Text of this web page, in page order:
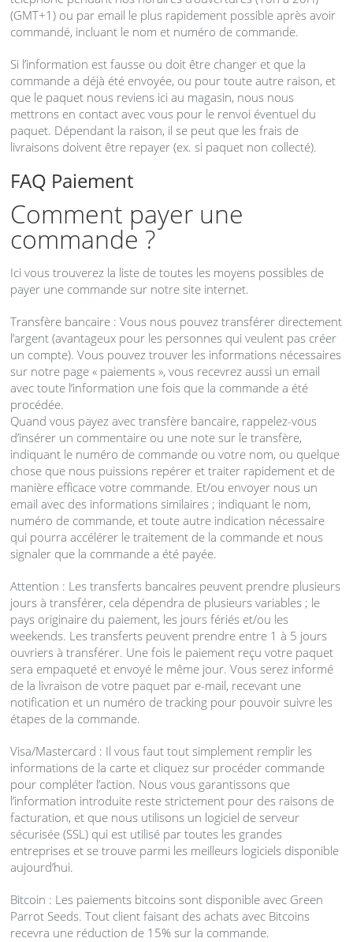
(GMT+1) ou par email le plus rapidement possible après avoir
commandé, incluant le nom et numéro de commande.
Si l’information est fausse ou doit être changer et que la
commande a déjà été envoyée, ou pour toute autre raison, et
que le paquet nous reviens ici au magasin, nous nous
mettrons en contact avec vous pour le renvoi éventuel du
paquet. Dépendant la raison, il se peut que les frais de
livraisons doivent être repayer (ex. si paquet non collecté).
FAQ Paiement
Comment payer une
commande ?
Ici vous trouverez la liste de toutes les moyens possibles de
payer une commande sur notre site internet.
Transfère bancaire : Vous nous pouvez transférer directement
l’argent (avantageux pour les personnes qui veulent pas créer
un compte). Vous pouvez trouver les informations nécessaires
sur notre page « paiements », vous recevrez aussi un email
avec toute l’information une fois que la commande a été
procédée.
Quand vous payez avec transfère bancaire, rappelez-vous
d’insérer un commentaire ou une note sur le transfère,
indiquant le numéro de commande ou votre nom, ou quelque
chose que nous puissions repérer et traiter rapidement et de
manière efficace votre commande. Et/ou envoyer nous un
email avec des informations similaires ; indiquant le nom,
numéro de commande, et toute autre indication nécessaire
qui pourra accélérer le traitement de la commande et nous
signaler que la commande a été payée.
Attention : Les transferts bancaires peuvent prendre plusieurs
jours à transférer, cela dépendra de plusieurs variables ; le
pays originaire du paiement, les jours fériés et/ou les
weekends. Les transferts peuvent prendre entre 1 à 5 jours
ouvriers à transférer. Une fois le paiement reçu votre paquet
sera empaqueté et envoyé le même jour. Vous serez informé
de la livraison de votre paquet par e-mail, recevant une
notification et un numéro de tracking pour pouvoir suivre les
étapes de la commande.
Visa/Mastercard : Il vous faut tout simplement remplir les
informations de la carte et cliquez sur procéder commande
pour compléter l’action. Nous vous garantissons que
l’information introduite reste strictement pour des raisons de
facturation, et que nous utilisons un logiciel de serveur
sécurisée (SSL) qui est utilisé par toutes les grandes
entreprises et se trouve parmi les meilleurs logiciels disponible
aujourd’hui.
Bitcoin : Les paiements bitcoins sont disponible avec Green
Parrot Seeds. Tout client faisant des achats avec Bitcoins
recevra une réduction de 15% sur la commande.